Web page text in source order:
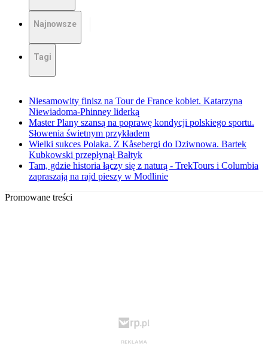
Najnowsze
Tagi
Niesamowity finisz na Tour de France kobiet. Katarzyna
Niewiadoma-Phinney liderką
Master Plany szansą na poprawę kondycji polskiego sportu.
Słowenia świetnym przykładem
Wielki sukces Polaka. Z Kåsebergi do Dziwnowa. Bartek
Kubkowski przepłynął Bałtyk
Tam, gdzie historia łączy się z naturą - TrekTours i Columbia
zapraszają na rajd pieszy w Modlinie
Promowane treści